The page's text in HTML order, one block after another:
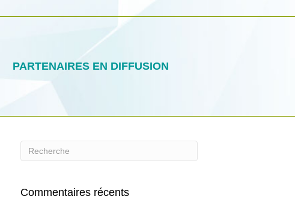
PARTENAIRES EN DIFFUSION
Commentaires récents